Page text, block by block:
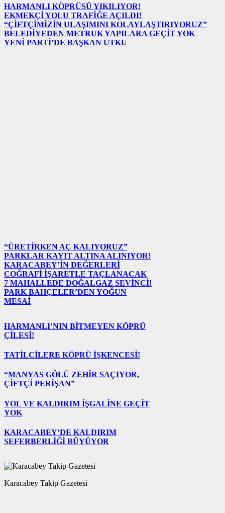
HARMANLI KÖPRÜSÜ YIKILIYOR!
EKMEKÇİ YOLU TRAFİĞE AÇILDI!
“ÇİFTÇİMİZİN ULAŞIMINI KOLAYLAŞTIRIYORUZ”
BELEDİYEDEN METRUK YAPILARA GEÇİT YOK
YENİ PARTİ’DE BAŞKAN UTKU
“ÜRETİRKEN AÇ KALIYORUZ”
PARKLAR KAYIT ALTINA ALINIYOR!
KARACABEY’İN DEĞERLERİ
COĞRAFİ İŞARETLE TAÇLANACAK
7 MAHALLEDE DOĞALGAZ SEVİNCİ!
PARK BAHÇELER’DEN YOĞUN
MESAİ
HARMANLI’NIN BİTMEYEN KÖPRÜ
ÇİLESİ!
TATİLCİLERE KÖPRÜ İŞKENCESİ!
“MANYAS GÖLÜ ZEHİR SAÇIYOR,
ÇİFTÇİ PERİŞAN”
YOL VE KALDIRIM İŞGALİNE GEÇİT
YOK
KARACABEY’DE KALDIRIM
SEFERBERLİĞİ BÜYÜYOR
Karacabey Takip Gazetesi